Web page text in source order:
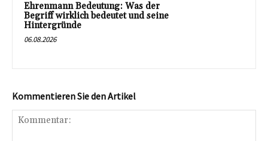
Ehrenmann Bedeutung: Was der
Begriff wirklich bedeutet und seine
Hintergründe
06.08.2026
Kommentieren Sie den Artikel